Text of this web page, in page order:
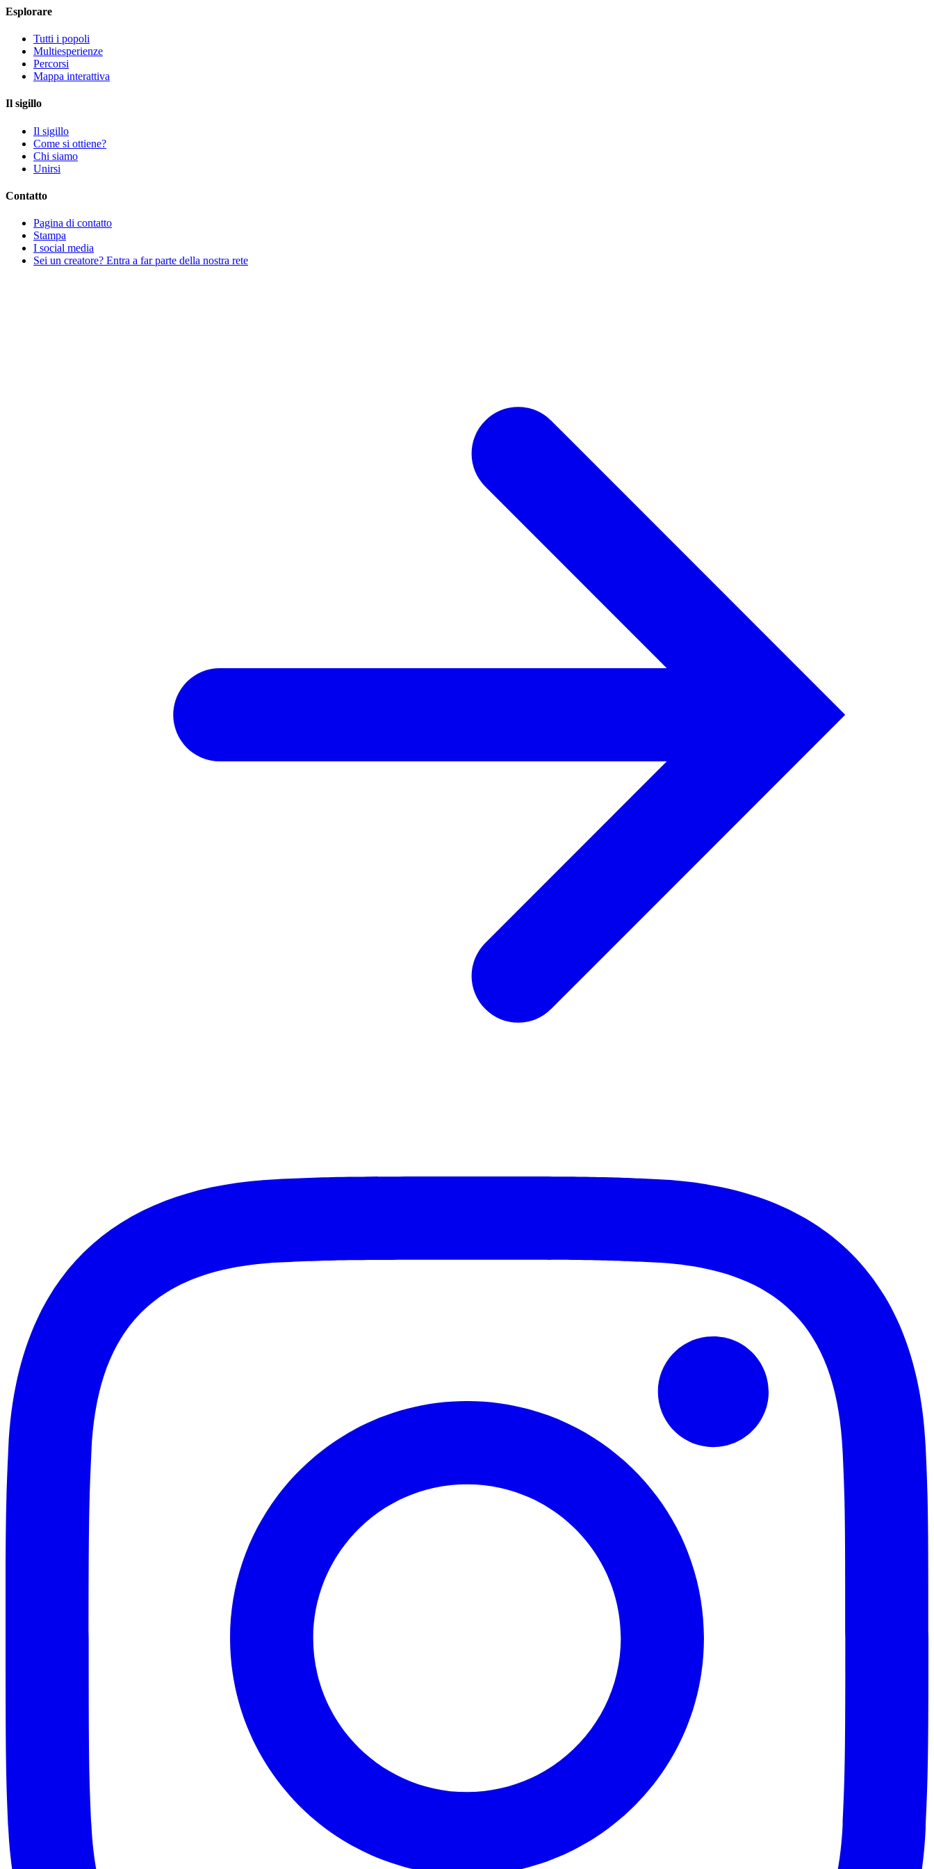
Esplorare
Tutti i popoli
Multiesperienze
Percorsi
Mappa interattiva
Il sigillo
Il sigillo
Come si ottiene?
Chi siamo
Unirsi
Contatto
Pagina di contatto
Stampa
I social media
Sei un creatore? Entra a far parte della nostra rete